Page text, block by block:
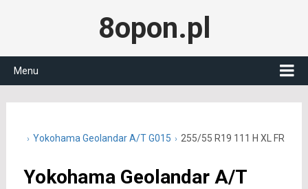
8opon.pl
Menu
Yokohama Geolandar A/T G015 255/55 R19 111 H XL FR
Yokohama Geolandar A/T